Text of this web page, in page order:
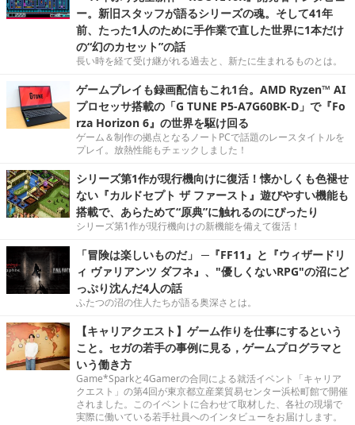
ー。新旧スタッフが語るシリーズの魂。そして41年
前、たった1人のために手作業で直した世界に1本だけ
の“幻のカセット”の話
長い時を経て受け継がれる過去と、新たに生まれるものとは。
ゲームプレイも録画配信もこれ1台。AMD Ryzen™ AI
プロセッサ搭載の「G TUNE P5-A7G60BK-D」で『Fo
rza Horizon 6』の世界を駆け回る
ゲーム＆制作の拠点となるノートPCで話題のレースタイトルを
プレイ。放熱性能もチェックしました！
シリーズ第1作が現行機向けに復活！懐かしくも色褪せ
ない『カルドセプト ザ ファースト』遊びやすい機能も
搭載で、あらためて“原典”に触れるのにぴったり
シリーズ第1作が現行機向けの新機能を備えて復活！
「冒険は楽しいものだ」 ─『FF11』と『ウィザードリ
ィ ヴァリアンツ ダフネ』、"優しくないRPG"の沼にど
っぷり沈んだ4人の話
ふたつの沼の住人たちが語る奥深さとは。
【キャリアクエスト】ゲーム作りを仕事にするという
こと。セガの若手の事例に見る，ゲームプログラマと
いう働き方
Game*Sparkと4Gamerの合同による就活イベント「キャリア
クエスト」の第4回が東京都立産業貿易センター浜松町館で開催
されました。このイベントに合わせて取材した、各社の現場で
実際に働いている若手社員へのインタビューをお届けします。